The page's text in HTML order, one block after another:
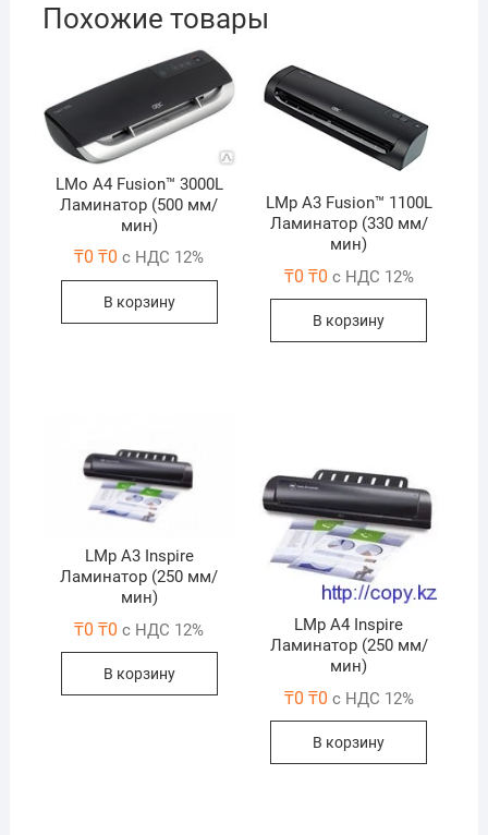
Похожие товары
LMo A4 Fusion™ 3000L
Ламинатор (500 мм/
мин)
₸0 ₸0 с НДС 12%
В корзину
LMp A3 Fusion™ 1100L
Ламинатор (330 мм/
мин)
₸0 ₸0 с НДС 12%
В корзину
LMp A3 Inspire
Ламинатор (250 мм/
мин)
₸0 ₸0 с НДС 12%
В корзину
LMp A4 Inspire
Ламинатор (250 мм/
мин)
₸0 ₸0 с НДС 12%
В корзину